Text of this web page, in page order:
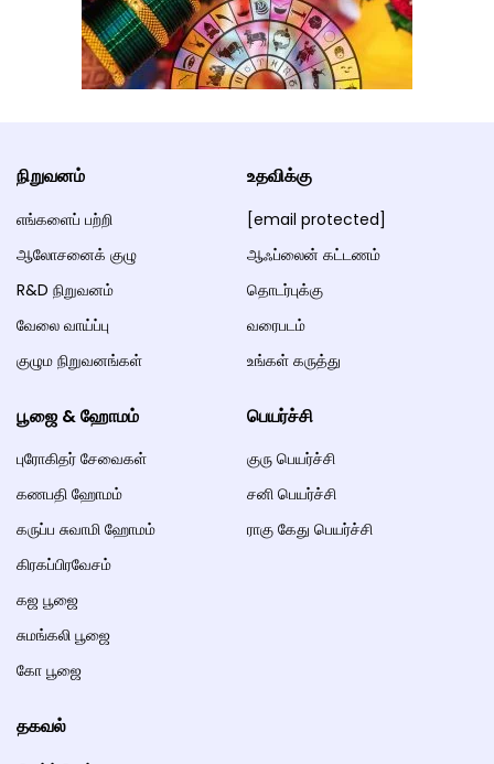
நிறுவனம்
எங்களைப் பற்றி
ஆலோசனைக் குழு
R&D நிறுவனம்
வேலை வாய்ப்பு
குழும நிறுவனங்கள்
உதவிக்கு
[email protected]
ஆஃப்லைன் கட்டணம்
தொடர்புக்கு
வரைபடம்
உங்கள் கருத்து
பூஜை & ஹோமம்
புரோகிதர் சேவைகள்
கணபதி ஹோமம்
கருப்ப சுவாமி ஹோமம்
கிரகப்பிரவேசம்
கஜ பூஜை
சுமங்கலி பூஜை
கோ பூஜை
பெயர்ச்சி
குரு பெயர்ச்சி
சனி பெயர்ச்சி
ராகு கேது பெயர்ச்சி
தகவல்